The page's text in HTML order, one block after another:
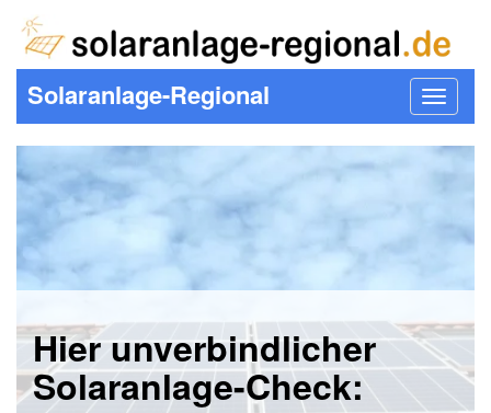
Toggle
Solaranlage-Regional
Hier unverbindlicher
Solaranlage-Check: